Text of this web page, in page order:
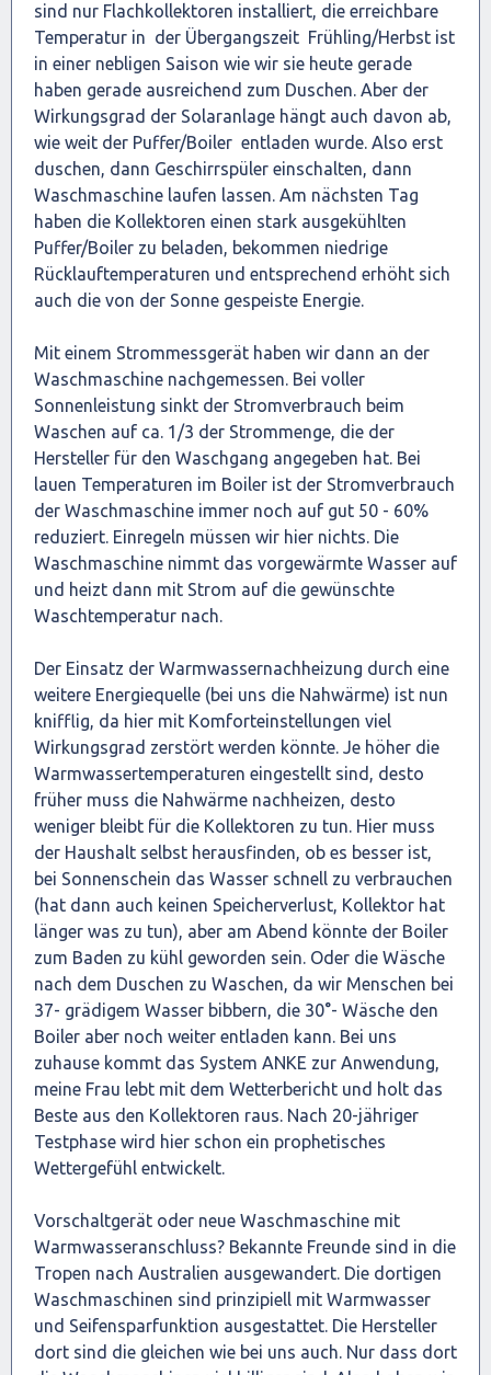
sind nur Flachkollektoren installiert, die erreichbare
Temperatur in der Übergangszeit Frühling/Herbst ist
in einer nebligen Saison wie wir sie heute gerade
haben gerade ausreichend zum Duschen. Aber der
Wirkungsgrad der Solaranlage hängt auch davon ab,
wie weit der Puffer/Boiler entladen wurde. Also erst
duschen, dann Geschirrspüler einschalten, dann
Waschmaschine laufen lassen. Am nächsten Tag
haben die Kollektoren einen stark ausgekühlten
Puffer/Boiler zu beladen, bekommen niedrige
Rücklauftemperaturen und entsprechend erhöht sich
auch die von der Sonne gespeiste Energie.
Mit einem Strommessgerät haben wir dann an der
Waschmaschine nachgemessen. Bei voller
Sonnenleistung sinkt der Stromverbrauch beim
Waschen auf ca. 1/3 der Strommenge, die der
Hersteller für den Waschgang angegeben hat. Bei
lauen Temperaturen im Boiler ist der Stromverbrauch
der Waschmaschine immer noch auf gut 50 - 60%
reduziert. Einregeln müssen wir hier nichts. Die
Waschmaschine nimmt das vorgewärmte Wasser auf
und heizt dann mit Strom auf die gewünschte
Waschtemperatur nach.
Der Einsatz der Warmwassernachheizung durch eine
weitere Energiequelle (bei uns die Nahwärme) ist nun
knifflig, da hier mit Komforteinstellungen viel
Wirkungsgrad zerstört werden könnte. Je höher die
Warmwassertemperaturen eingestellt sind, desto
früher muss die Nahwärme nachheizen, desto
weniger bleibt für die Kollektoren zu tun. Hier muss
der Haushalt selbst herausfinden, ob es besser ist,
bei Sonnenschein das Wasser schnell zu verbrauchen
(hat dann auch keinen Speicherverlust, Kollektor hat
länger was zu tun), aber am Abend könnte der Boiler
zum Baden zu kühl geworden sein. Oder die Wäsche
nach dem Duschen zu Waschen, da wir Menschen bei
37- grädigem Wasser bibbern, die 30°- Wäsche den
Boiler aber noch weiter entladen kann. Bei uns
zuhause kommt das System ANKE zur Anwendung,
meine Frau lebt mit dem Wetterbericht und holt das
Beste aus den Kollektoren raus. Nach 20-jähriger
Testphase wird hier schon ein prophetisches
Wettergefühl entwickelt.
Vorschaltgerät oder neue Waschmaschine mit
Warmwasseranschluss? Bekannte Freunde sind in die
Tropen nach Australien ausgewandert. Die dortigen
Waschmaschinen sind prinzipiell mit Warmwasser
und Seifensparfunktion ausgestattet. Die Hersteller
dort sind die gleichen wie bei uns auch. Nur dass dort